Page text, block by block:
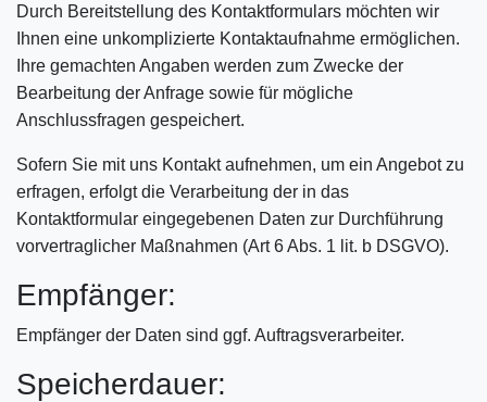
Durch Bereitstellung des Kontaktformulars möchten wir
Ihnen eine unkomplizierte Kontaktaufnahme ermöglichen.
Ihre gemachten Angaben werden zum Zwecke der
Bearbeitung der Anfrage sowie für mögliche
Anschlussfragen gespeichert.
Sofern Sie mit uns Kontakt aufnehmen, um ein Angebot zu
erfragen, erfolgt die Verarbeitung der in das
Kontaktformular eingegebenen Daten zur Durchführung
vorvertraglicher Maßnahmen (Art 6 Abs. 1 lit. b DSGVO).
Empfänger:
Empfänger der Daten sind ggf. Auftragsverarbeiter.
Speicherdauer: